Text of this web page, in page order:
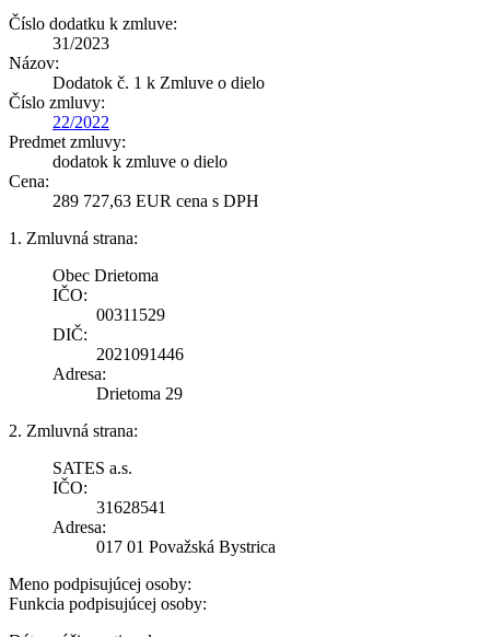
Číslo dodatku k zmluve:
31/2023
Názov:
Dodatok č. 1 k Zmluve o dielo
Číslo zmluvy:
22/2022
Predmet zmluvy:
dodatok k zmluve o dielo
Cena:
289 727,63 EUR cena s DPH
1. Zmluvná strana:
Obec Drietoma
IČO:
00311529
DIČ:
2021091446
Adresa:
Drietoma 29
2. Zmluvná strana:
SATES a.s.
IČO:
31628541
Adresa:
017 01 Považská Bystrica
Meno podpisujúcej osoby:
Funkcia podpisujúcej osoby: